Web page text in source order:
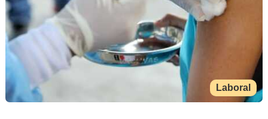
Laboral